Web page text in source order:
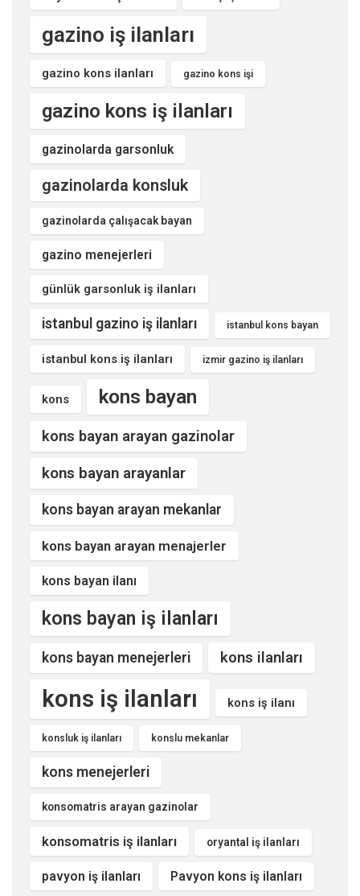
gazino iş ilanları
gazino kons ilanları gazino kons işi
gazino kons iş ilanları
gazinolarda garsonluk
gazinolarda konsluk
gazinolarda çalışacak bayan
gazino menejerleri
günlük garsonluk iş ilanları
istanbul gazino iş ilanları istanbul kons bayan
istanbul kons iş ilanları izmir gazino iş ilanları
kons kons bayan
kons bayan arayan gazinolar
kons bayan arayanlar
kons bayan arayan mekanlar
kons bayan arayan menajerler
kons bayan ilanı
kons bayan iş ilanları
kons bayan menejerleri kons ilanları
kons iş ilanları kons iş ilanı
konsluk iş ilanları konslu mekanlar
kons menejerleri
konsomatris arayan gazinolar
konsomatris iş ilanları oryantal iş ilanları
pavyon iş ilanları Pavyon kons iş ilanları